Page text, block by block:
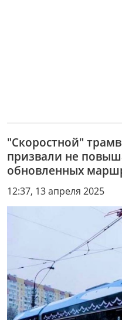
"Скоростной"
призвали не
обновленных
12:37, 13 апреля 2025